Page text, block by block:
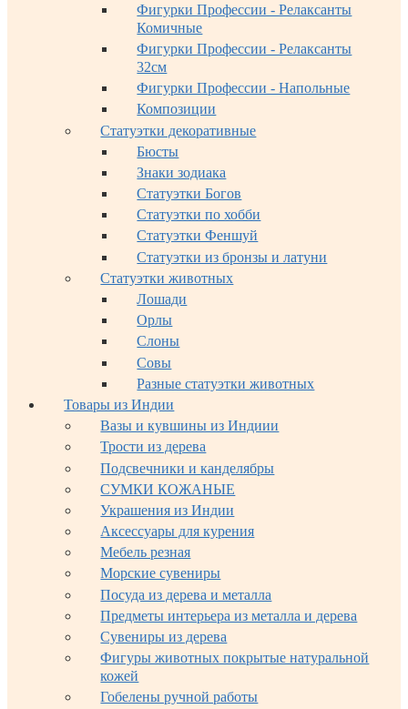
Фигурки Профессии - Релаксанты
Комичные
Фигурки Профессии - Релаксанты
32см
Фигурки Профессии - Напольные
Композиции
Статуэтки декоративные
Бюсты
Знаки зодиака
Статуэтки Богов
Статуэтки по хобби
Статуэтки Феншуй
Статуэтки из бронзы и латуни
Статуэтки животных
Лошади
Орлы
Слоны
Совы
Разные статуэтки животных
Товары из Индии
Вазы и кувшины из Индиии
Трости из дерева
Подсвечники и канделябры
СУМКИ КОЖАНЫЕ
Украшения из Индии
Аксессуары для курения
Мебель резная
Морские сувениры
Посуда из дерева и металла
Предметы интерьера из металла и дерева
Сувениры из дерева
Фигуры животных покрытые натуральной
кожей
Гобелены ручной работы